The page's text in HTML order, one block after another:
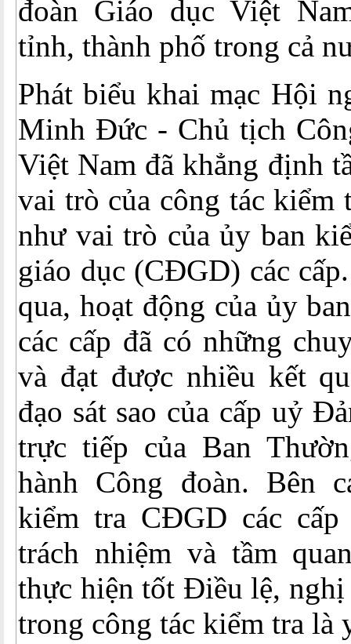
đoàn Giáo dục Việt
tỉnh, thành phố trong cả
Phát biểu khai mạc Hội
Minh Đức - Chủ tịch
Việt Nam đã khẳng định
vai trò của công tác kiểm
như vai trò của ủy ban
giáo dục (CĐGD) các
qua, hoạt động của ủy
các cấp đã có những
và đạt được nhiều kết
đạo sát sao của cấp uỷ
trực tiếp của Ban
hành Công đoàn. Bên
kiểm tra CĐGD các
trách nhiệm và tầm
thực hiện tốt Điều lệ, nghị
trong công tác kiểm tra là